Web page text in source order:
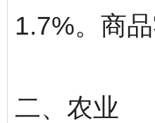
1.7%。商
二、农业